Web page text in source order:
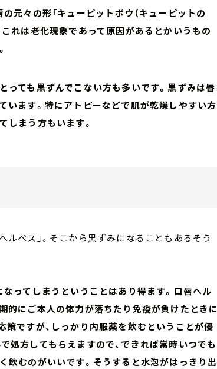
元々の形「キューピットボウ（キューピットの
れは老化現象であって原因があるとかいうもの
っても黒ずんでこない方も多いです。黒ずみは唇
います。特にアトピーなどで肌が乾燥しやすい方
しまう方もいます。
ペス」。そこから黒ずみになることもあるそう
ってしまうということはあり得ます。口唇ヘル
的にご本人の体力が落ちたり免疫が負けたときに
策ですが、しっかり内服薬を飲むということが優
処方してもらえますので、できれば常時いつでも
飲むのがいいです。そうすると水泡がはっきり出